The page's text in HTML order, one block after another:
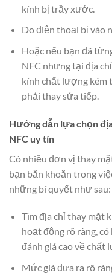
kính bị trầy xước.
Do điện thoại bị vào
Hoặc nếu bạn đã
NFC nhưng tại địa
kính chất lượng kém
phải thay sửa tiếp.
Hướng dẫn lựa chọn
NFC uy tín
Có nhiều đơn vị thay
bạn băn khoăn trong
những bí quyết như sau:
Tìm địa chỉ thay mặt
hoạt động rõ ràng,
đánh giá cao về chất
Mức giá đưa ra rõ